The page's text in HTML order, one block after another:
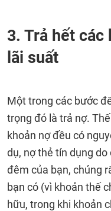
3. Trả hết
lãi suất
Một trong các bước
trọng đó là trả nợ.
khoản nợ đều có
dụ, nợ thẻ tín dụng
đêm của bạn, chúng
bạn có (vì khoản thế
hữu, trong khi khoản